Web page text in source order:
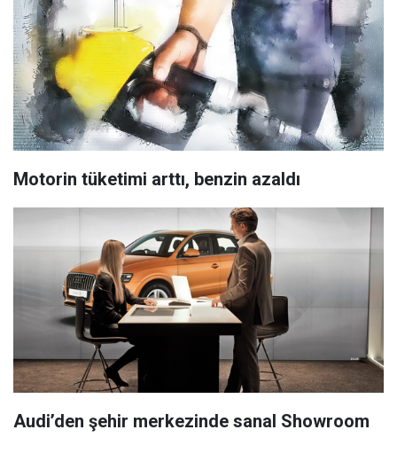
Motorin tüketimi arttı, benzin azaldı
Audi’den şehir merkezinde sanal Showroom